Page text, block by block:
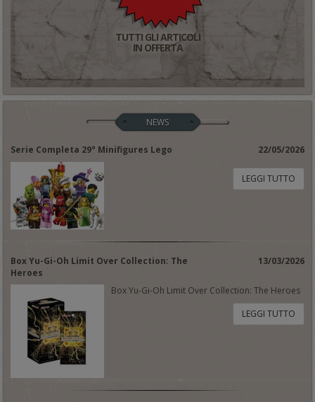
TUTTI GLI ARTICOLI
IN OFFERTA
NEWS
Serie Completa 29° Minifigures Lego 22/05/2026
LEGGI TUTTO
Box Yu-Gi-Oh Limit Over Collection: The
Heroes
13/03/2026
Box Yu-Gi-Oh Limit Over Collection: The Heroes
LEGGI TUTTO